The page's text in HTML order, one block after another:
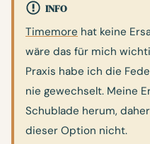
INFO
Timemore hat keine
wäre das für mich
Praxis habe ich die
nie gewechselt. Meine
Schublade herum,
dieser Option nicht.